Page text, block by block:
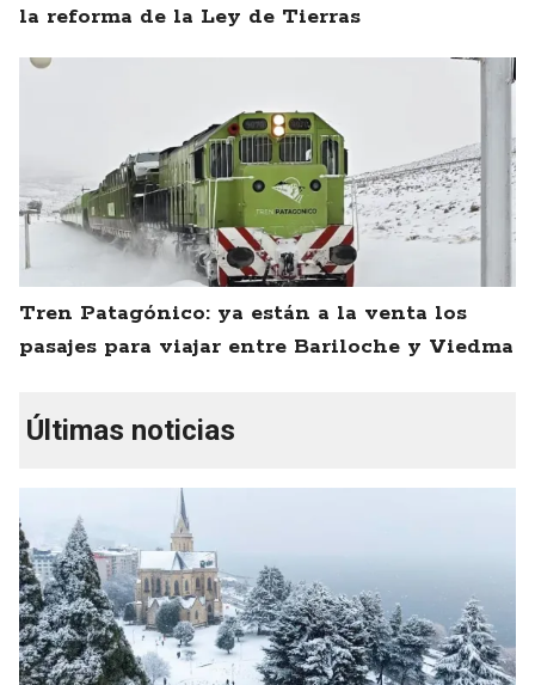
la reforma de la Ley de Tierras
Tren Patagónico: ya están a la venta los
pasajes para viajar entre Bariloche y Viedma
Últimas noticias